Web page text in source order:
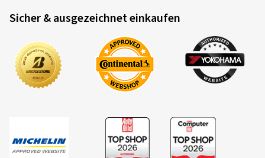
Sicher & ausgezeichnet einkaufen